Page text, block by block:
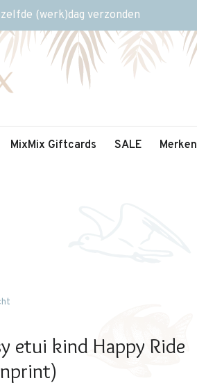
(werk)dag verzonden
MixMix Giftcards SALE Merken
etui kind Happy Ride